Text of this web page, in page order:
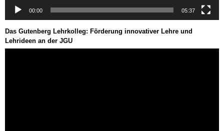
00:00 05:37
Das Gutenberg Lehrkolleg: Förderung innovativer Lehre und
Lehrideen an der JGU